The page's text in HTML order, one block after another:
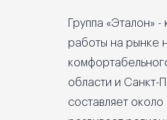
Реклама на сайте
Группа «Эталон»
работы на рынке
области и Санкт-
составляет